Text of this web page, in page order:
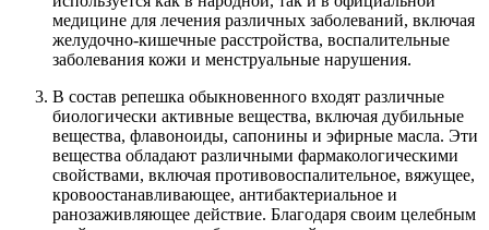
медицине для лечения различных заболеваний, включая
желудочно-кишечные расстройства, воспалительные
заболевания кожи и менструальные нарушения.
В состав репешка обыкновенного входят различные
биологически активные вещества, включая дубильные
вещества, флавоноиды, сапонины и эфирные масла. Эти
вещества обладают различными фармакологическими
свойствами, включая противовоспалительное, вяжущее,
кровоостанавливающее, антибактериальное и
ранозаживляющее действие. Благодаря своим целебным